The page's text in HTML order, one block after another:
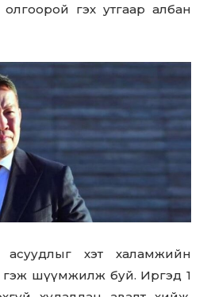
олгоорой гэх утгаар албан
асуудлыг хэт халамжийн
шүүмжилж буй. Иргэд 1